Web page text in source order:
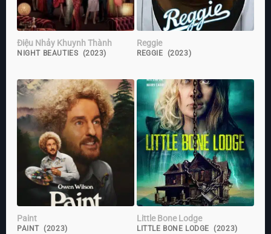
Điệu Nhảy Khuynh Thành
NIGHT BEAUTIES (2023)
Reggie
REGGIE (2023)
Paint
PAINT (2023)
Little Bone Lodge
LITTLE BONE LODGE (2023)